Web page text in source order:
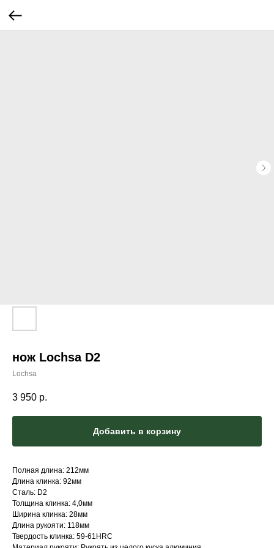
нож Lochsa D2
Lochsa
3 950 р.
Добавить в корзину
Полная длина: 212мм
Длина клинка: 92мм
Сталь: D2
Толщина клинка: 4,0мм
Ширина клинка: 28мм
Длина рукояти: 118мм
Твердость клинка: 59-61HRC